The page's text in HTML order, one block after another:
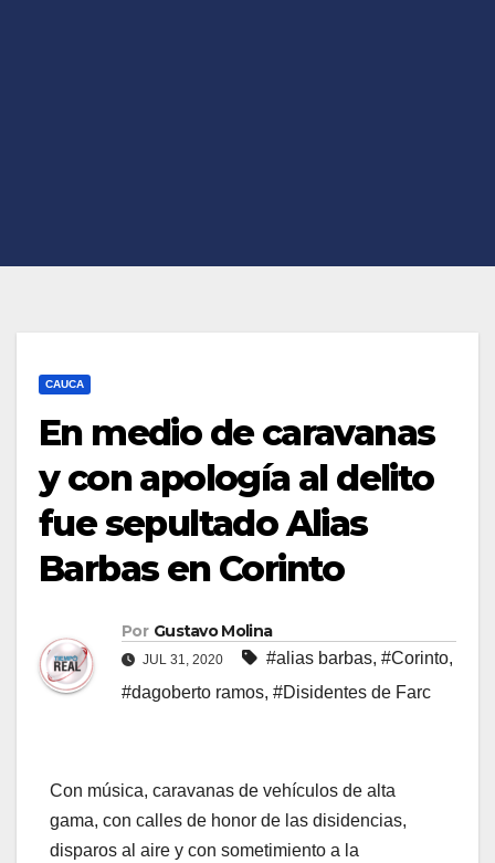
CAUCA
En medio de caravanas
y con apología al delito
fue sepultado Alias
Barbas en Corinto
Por Gustavo Molina
JUL 31, 2020 #alias barbas, #Corinto,
#dagoberto ramos, #Disidentes de Farc
Con música, caravanas de vehículos de alta
gama, con calles de honor de las disidencias,
disparos al aire y con sometimiento a la